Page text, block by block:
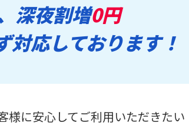
深夜割増0円
応しております！
様に安心してご利用いただきたい